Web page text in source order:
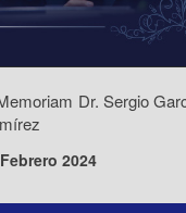
Dr. Sergio
2024